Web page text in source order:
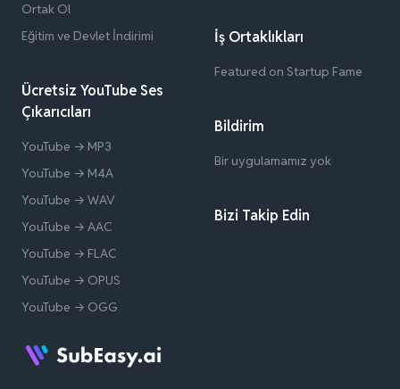
Ortak Ol
Eğitim ve Devlet İndirimi
Ücretsiz YouTube Ses
Çıkarıcıları
YouTube → MP3
YouTube → M4A
YouTube → WAV
YouTube → AAC
YouTube → FLAC
YouTube → OPUS
YouTube → OGG
İş Ortaklıkları
Featured on Startup Fame
Bildirim
Bir uygulamamız yok
Bizi Takip Edin